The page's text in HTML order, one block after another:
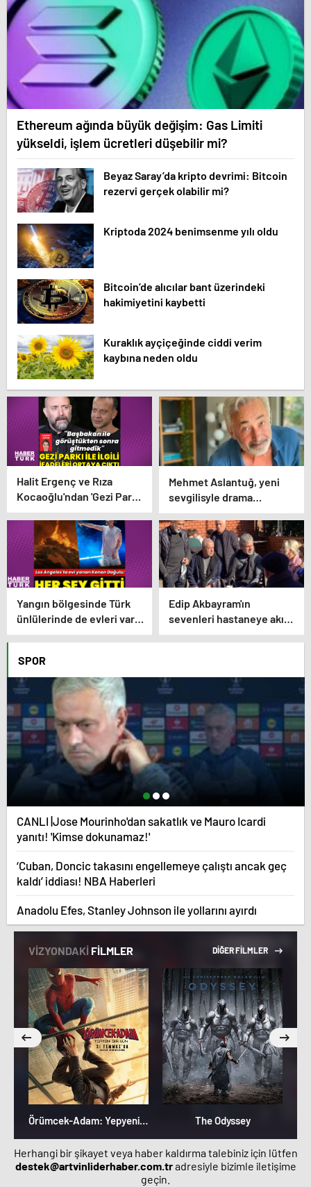
Ethereum ağında büyük değişim: Gas Limiti
yükseldi, işlem ücretleri düşebilir mi?
Beyaz Saray’da kripto devrimi: Bitcoin
rezervi gerçek olabilir mi?
Kriptoda 2024 benimsenme yılı oldu
Bitcoin’de alıcılar bant üzerindeki
hakimiyetini kaybetti
Kuraklık ayçiçeğinde ciddi verim
kaybına neden oldu
Halit Ergenç ve Rıza
Kocaoğlu'ndan 'Gezi Parkı'
ifadesi – Magazin
haberleri
Mehmet Aslantuğ, yeni
sevgilisyle drama
çalışmalarında tanıştı –
Magazin haberleri
Yangın bölgesinde Türk
ünlülerinde de evleri var –
Magazin haberleri
Edip Akbayram'ın
sevenleri hastaneye akın
ediyor – Magazin
SPOR
CANLI |Jose Mourinho'dan sakatlık ve Mauro Icardi
yanıtı! 'Kimse dokunamaz!'
‘Cuban, Doncic takasını engellemeye çalıştı ancak geç
kaldı’ iddiası! NBA Haberleri
Anadolu Efes, Stanley Johnson ile yollarını ayırdı
VİZYONDAKİ FİLMLER DİĞER FİLMLER
Örümcek-Adam: Yepyeni Bir Gün The Odyssey
Herhangi bir şikayet veya haber kaldırma talebiniz için lütfen
destek@artvinliderhaber.com.tradresiyle bizimle iletişime
geçin.